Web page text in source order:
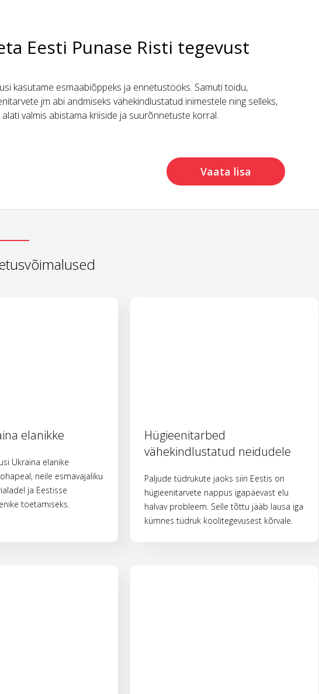
Eesti Punase Risti tegevust
kasutame esmaabiõppeks ja ennetustööks. Samuti toidu,
jm abi andmiseks vähekindlustatud inimestele ning selleks,
valmis abistama kriiside ja suurõnnetuste korral.
Vaata lisa
elanikke
Ukraina elanike
neile esmavajaliku
ja Eestisse
toetamiseks.
Hügieenitarbed
vähekindlustatud neidudele
Paljude tüdrukute jaoks siin Eestis on
hügieenitarvete nappus igapäevast elu
halvav probleem. Selle tõttu jääb lausa iga
kümnes tüdruk koolitegevusest kõrvale.